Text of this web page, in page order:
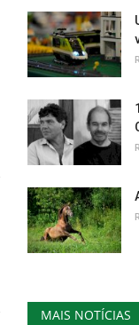
MAIS NOTÍCIAS